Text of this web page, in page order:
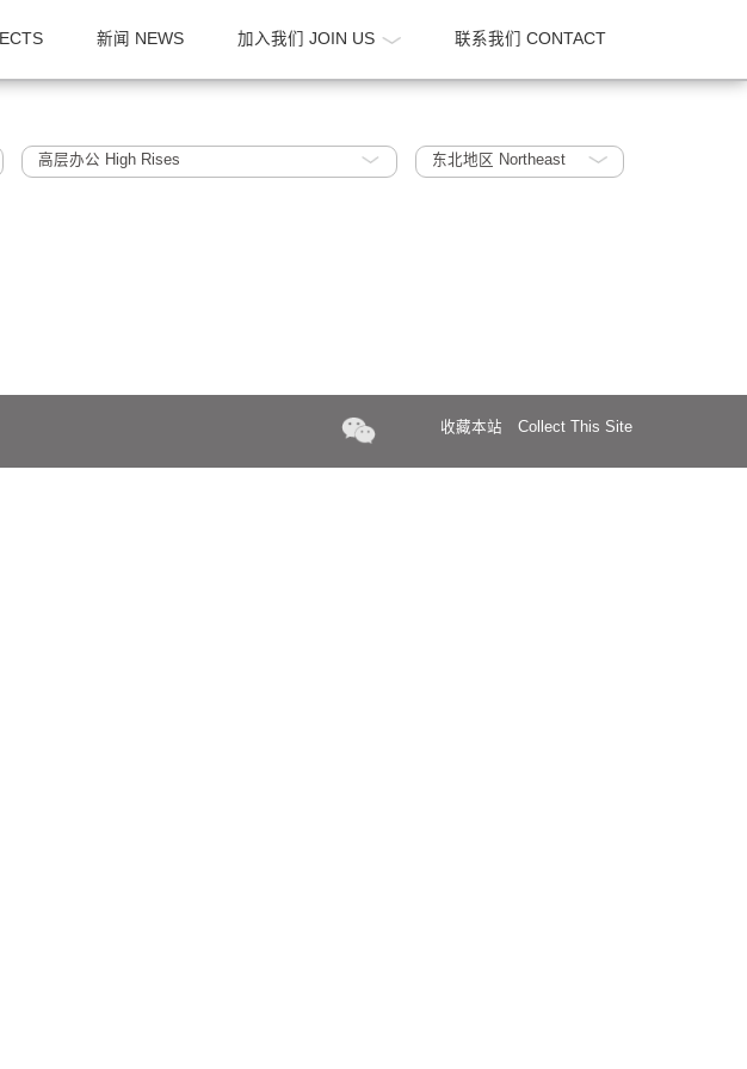
项目 PROJECTS 新闻 NEWS 加入我们 JOIN US 联系我们
城市更新 / 历保建筑Urban Regeneration / Historic Protection Building 高层办公 High Rises 东北地区 Northeast